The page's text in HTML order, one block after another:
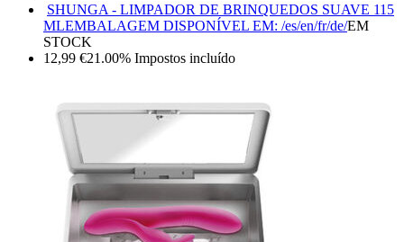
SHUNGA - LIMPADOR DE BRINQUEDOS SUAVE 115
MLEMBALAGEM DISPONÍVEL EM: /es/en/fr/de/EM
STOCK
12,99 €21.00% Impostos incluído